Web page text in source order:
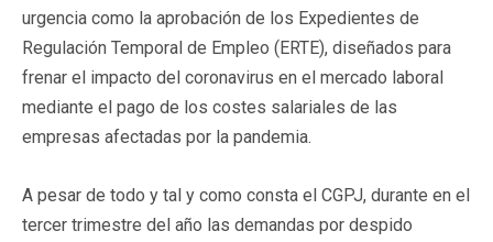
urgencia como la aprobación de los Expedientes de
Regulación Temporal de Empleo (ERTE), diseñados para
frenar el impacto del coronavirus en el mercado laboral
mediante el pago de los costes salariales de las
empresas afectadas por la pandemia.
A pesar de todo y tal y como consta el CGPJ, durante en el
tercer trimestre del año las demandas por despido